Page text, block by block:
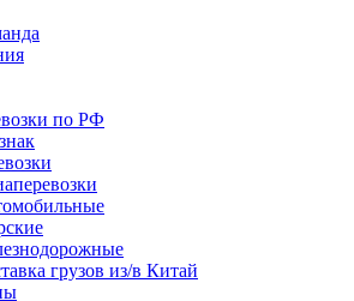
по РФ
грузов из/в Китай